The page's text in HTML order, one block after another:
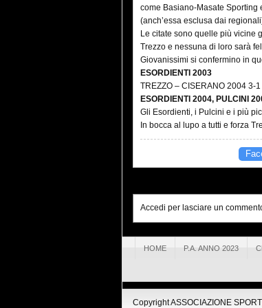
come Basiano-Masate Sporting
(anch’essa esclusa dai
Le citate sono quelle più vicine
Trezzo e nessuna di loro sarà
Giovanissimi si confermino in
ESORDIENTI 2003
TREZZO – CISERANO 2004 3-
ESORDIENTI 2004, PULCINI
Gli Esordienti, i Pulcini e i più
In bocca al lupo a tutti e forza
Accedi per lasciare un
HOME P.A. ANNO 2023
Copyright ASSOCIAZIONE